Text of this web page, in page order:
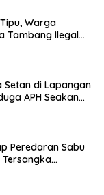
Warga
Tambang Ilegal
Setan di Lapangan
APH Seakan
Peredaran Sabu